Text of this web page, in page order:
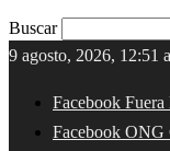
Buscar
9 agosto, 2026, 12:51
Facebook
Facebook ONG